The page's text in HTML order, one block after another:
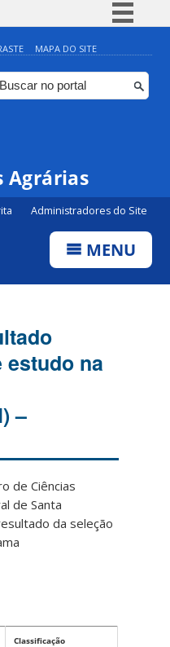
Simplifique!
Comunica BR
Participe
Canais
MAPA DO SITE
Agrárias
Administradores do Site
MENU
estudo na
–
de Ciências
de Santa
da seleção
Classificação